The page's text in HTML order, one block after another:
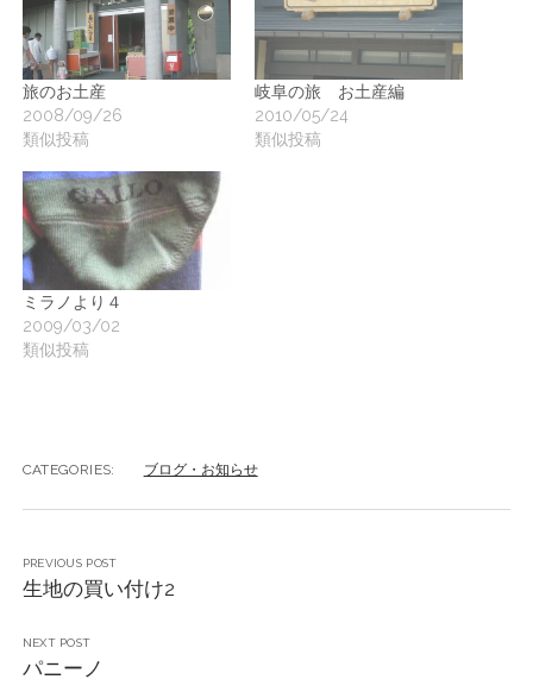
旅のお土産
2008/09/26
類似投稿
岐阜の旅 お土産編
2010/05/24
類似投稿
ミラノより４
2009/03/02
類似投稿
CATEGORIES: ブログ・お知らせ
PREVIOUS POST
生地の買い付け2
NEXT POST
パニーノ